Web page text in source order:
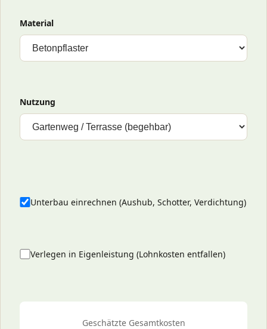
Material
Nutzung
Unterbau einrechnen (Aushub, Schotter, Verdichtung)
Verlegen in Eigenleistung (Lohnkosten entfallen)
Geschätzte Gesamtkosten